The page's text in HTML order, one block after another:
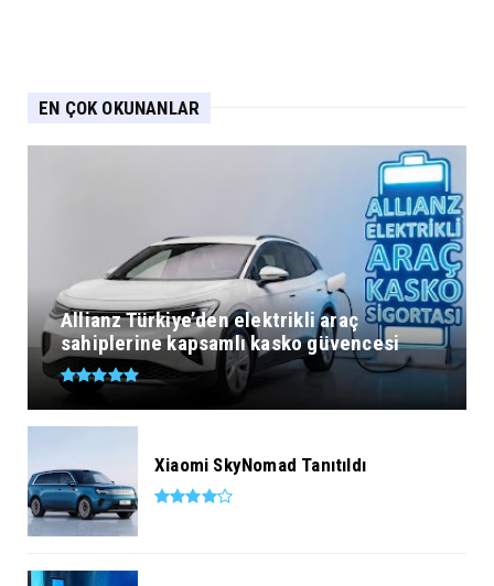
EN ÇOK OKUNANLAR
Allianz Türkiye’den elektrikli araç
sahiplerine kapsamlı kasko güvencesi
Xiaomi SkyNomad Tanıtıldı